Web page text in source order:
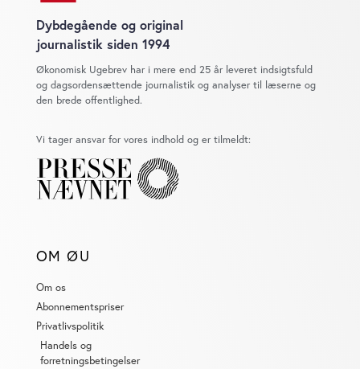
Dybdegående og original
journalistik siden 1994
Økonomisk Ugebrev har i mere end 25 år leveret indsigtsfuld
og dagsordensættende journalistik og analyser til læserne og
den brede offentlighed.
Vi tager ansvar for vores indhold og er tilmeldt:
OM ØU
Om os
Abonnementspriser
Privatlivspolitik
Handels og
forretningsbetingelser